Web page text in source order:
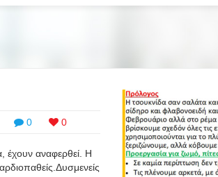
0 0
έχουν αναφερθεί. Η